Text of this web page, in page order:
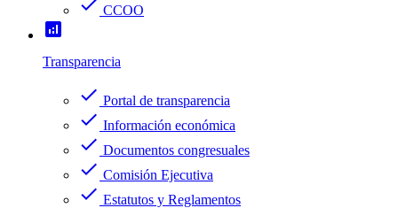
check CCOO
analytics
Transparencia
check Portal de transparencia
check Información económica
check Documentos congresuales
check Comisión Ejecutiva
check Estatutos y Reglamentos